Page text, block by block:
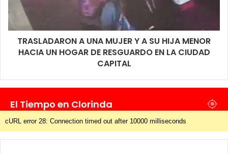
TRASLADARON A UNA MUJER Y A SU HIJA MENOR
HACIA UN HOGAR DE RESGUARDO EN LA CIUDAD
CAPITAL
El Tiempo en Clorinda
cURL error 28: Connection timed out after 10000 milliseconds